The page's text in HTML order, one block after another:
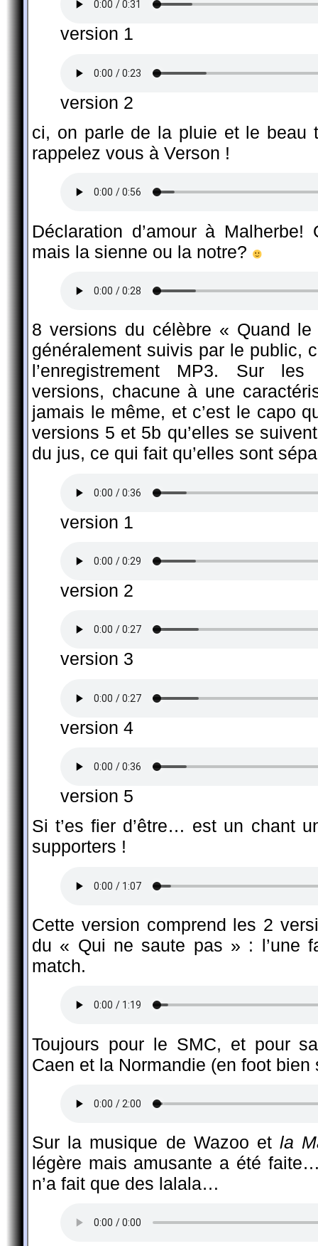
version 1
version 2
ci, on parle de la pluie et le
rappelez vous à Verson !
Déclaration d’amour à
mais la sienne ou la notre?
8 versions du célèbre « Quand
généralement suivis par le public,
l’enregistrement MP3. Sur
versions, chacune à une
jamais le même, et c’est le capo
versions 5 et 5b qu’elles se
du jus, ce qui fait qu’elles sont
version 1
version 2
version 3
version 4
version 5
Si t’es fier d’être… est un chant
supporters !
Cette version comprend les 2
du « Qui ne saute pas » : l’une
match.
Toujours pour le SMC, et pour
Caen et la Normandie (en foot
Sur la musique de Wazoo etla
légère mais amusante a été
n’a fait que des lalala…